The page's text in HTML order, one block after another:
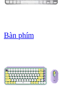
Bàn phím